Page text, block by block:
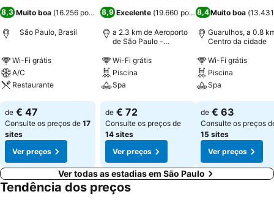
8,3 Muito boa (16.256 pontuações)
São Paulo, Brasil
Wi-Fi grátis
A/C
Restaurante
Ver preços
de € 47
Consulte os preços de 17
sites
Ver preços
8,9 Excelente (19.660 pontuações)
a 2.3 km de Aeroporto
de São Paulo -
Wi-Fi grátis
Piscina
Spa
Ver preços
de € 72
Consulte os preços de
14 sites
Ver preços
8,4Muito boa (
Guarulhos, a 0.8
Centro da cidade
Wi-Fi grátis
Piscina
Spa
Ver preços
de € 63
Consulte os preços
15 sites
Ver preços
Ver todas as estadias em São Paulo
Tendência dos preços